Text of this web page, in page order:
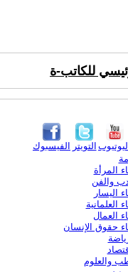
للكاتب-ة
الفيسبوك التويتر
المرأة
والفن
اليسار
العلمانية
العمال
حقوق الإنسان
والعلوم